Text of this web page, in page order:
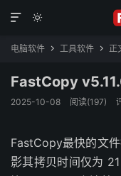


电脑软件  工具软件  正
FastCopy
2025-10-08 阅读(197)
FastCopy最快的文
影其拷贝时间仅为